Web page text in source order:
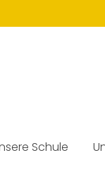
Schule